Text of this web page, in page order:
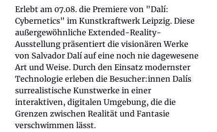
Erlebt am 07.08. die Premiere von "Dalí:
Cybernetics" im Kunstkraftwerk Leipzig. Diese
außergewöhnliche Extended-Reality-
Ausstellung präsentiert die visionären Werke
von Salvador Dalí auf eine noch nie dagewesene
Art und Weise. Durch den Einsatz modernster
Technologie erleben die Besucher:innen Dalís
surrealistische Kunstwerke in einer
interaktiven, digitalen Umgebung, die die
Grenzen zwischen Realität und Fantasie
verschwimmen lässt.